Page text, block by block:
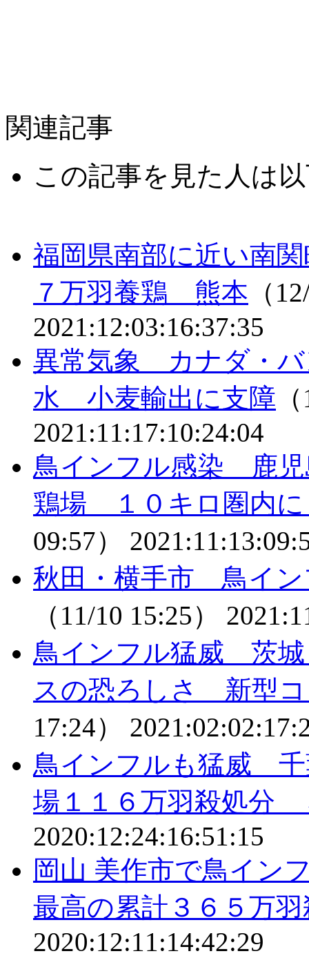
関連記事
この記事を見た人は
福岡県南部に近い南
７万羽養鶏 熊本 （
2021:12:03:16:37:35
異常気象 カナダ・バ
水 小麦輸出に支障
2021:11:17:10:24:04
鳥インフル感染 鹿児
鶏場 １０キロ圏内に
09:57）
秋田・横手市 鳥イン
（11/10 15:25）
鳥インフル猛威 茨
スの恐ろしさ 新型
17:24）
鳥インフルも猛威 千
場１１６万羽殺処分
2020:12:24:16:51:15
岡山 美作市で鳥イン
最高の累計３６５万
2020:12:11:14:42:29